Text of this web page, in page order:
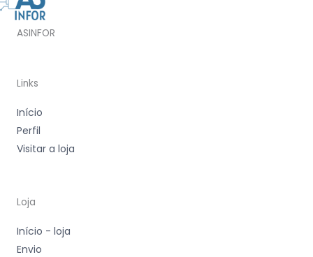
ASINFOR
Links
Início
Perfil
Visitar a loja
Loja
Início - loja
Envio